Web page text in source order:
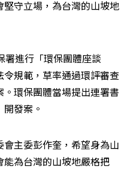
守立場，為台灣的山坡地
署進行「環保團體座談
規範，草率通過環評審查
環保團體當場提出連署書
發案。
主委彭作奎，希望身為山
為台灣的山坡地嚴格把